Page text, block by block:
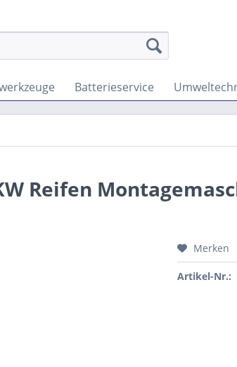
Batterieservice
Reifen
Merken
Artikel-Nr.: